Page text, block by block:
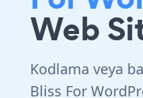
Web
Kodlama veya
Bliss For